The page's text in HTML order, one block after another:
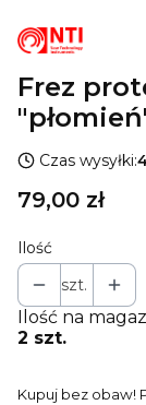
Frez
Czas wysyłki:
Cena
79,00 zł
Ilość
szt.
Ilość na
2 szt.
Kupuj bez obaw!